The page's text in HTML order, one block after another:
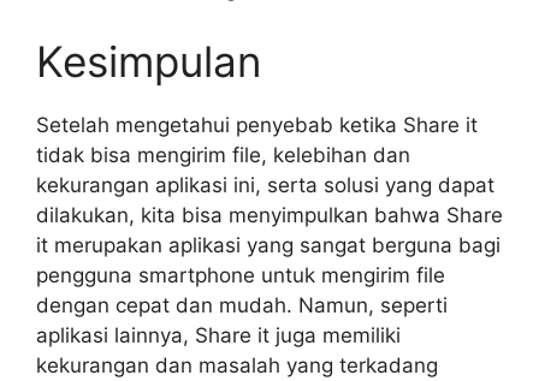
Kesimpulan
Setelah mengetahui penyebab ketika Share it
tidak bisa mengirim file, kelebihan dan
kekurangan aplikasi ini, serta solusi yang dapat
dilakukan, kita bisa menyimpulkan bahwa Share
it merupakan aplikasi yang sangat berguna bagi
pengguna smartphone untuk mengirim file
dengan cepat dan mudah. Namun, seperti
aplikasi lainnya, Share it juga memiliki
kekurangan dan masalah yang terkadang